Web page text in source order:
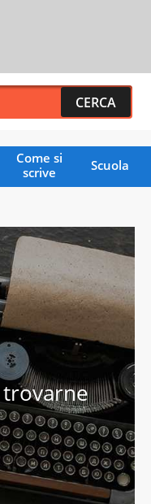
Come si
scrive
Scuola